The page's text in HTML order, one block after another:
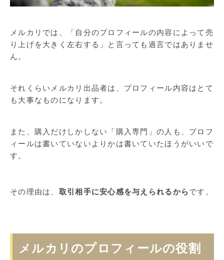
メルカリでは、「自分のプロフィールの内容によって売
り上げを大きく左右する」と言っても過言ではありませ
ん。
それくらいメルカリ出品者は、プロフィール内容はとて
も大事なものになります。
また、購入だけしかしない「購入専門」の人も、プロフ
ィールは書いていないよりかは書いていたほうがいいで
す。
その理由は、 取引相手に安心感を与えられるからです。
メルカリのプロフィールの役割